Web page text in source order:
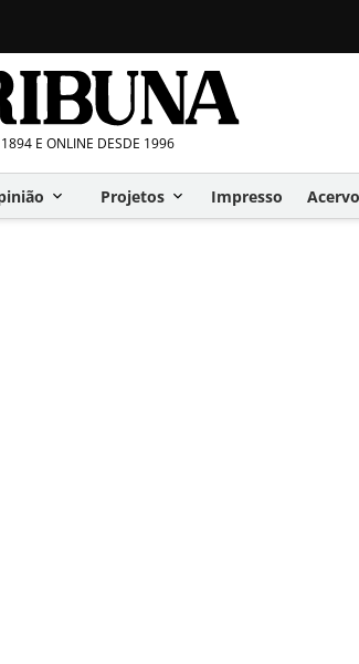
E ONLINE DESDE 1996
Projetos Impresso Acervo